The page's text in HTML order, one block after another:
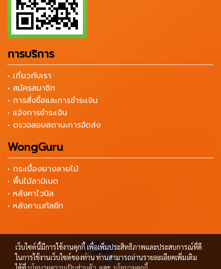
การบริการ
• เกี่ยวกับเรา
• สมัครสมาชิก
• การสั่งซื้อและการชำระเงิน
• แจ้งการชำระเงิน
• ตรวจสอบสถานะการจัดส่ง
WongGuru
• กระเบื้องยางลายไม้
• พื้นไม้ลามิเนต
• หลังคาไวนิล
• หลังคาเมทัลชีท
เว็บไซต์นี้มีการใช้งานคุกกี้ เพื่อเพิ่มประสิทธิภาพและประสบการณ์ที่ดี
ในการใช้งานเว็บไซต์ของท่าน ท่านสามารถอ่านรายละเอียดเพิ่มเติม